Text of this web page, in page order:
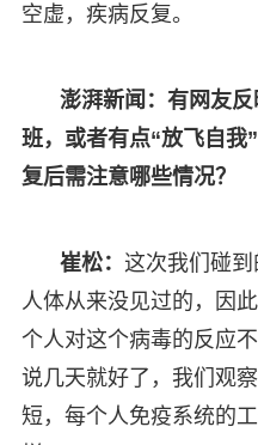
空虚，疾病反复。
澎湃新闻：有网友
班，或者有点“放飞自我
复后需注意哪些情况？
崔松： 这次我们碰
人体从来没见过的，因
个人对这个病毒的反应
说几天就好了，我们观
短，每个人免疫系统的